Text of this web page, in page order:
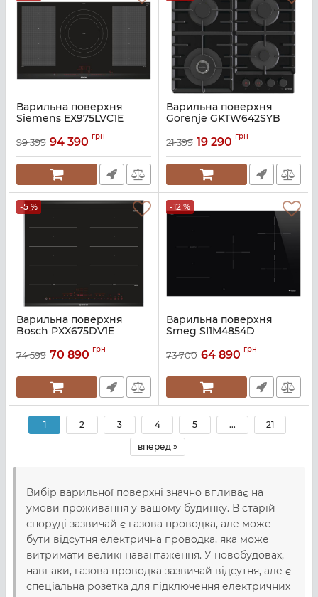
Варильна поверхня
Siemens EX975LVC1E
99 399 94 390 грн
Варильна поверхня
Gorenje GKTW642SYB
21 399 19 290 грн
-5 %
Варильна поверхня
Bosch PXX675DV1E
74 599 70 890 грн
-12 %
Варильна поверхня
Smeg SI1M4854D
73 700 64 890 грн
1 2 3 4 5 ... 21
вперед »
Вибір варильної поверхні значно впливає на
умови проживання у вашому будинку. В старій
споруді зазвичай є газова проводка, але може
бути відсутня електрична проводка, яка може
витримати великі навантаження. У новобудовах,
навпаки, газова проводка зазвичай відсутня, але є
спеціальна розетка для підключення електричних